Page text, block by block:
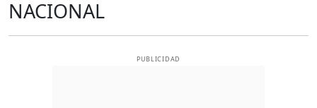
NACIONAL
PUBLICIDAD